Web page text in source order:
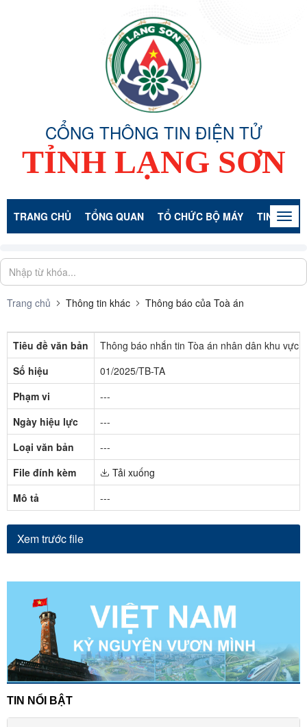
CỔNG THÔNG TIN ĐIỆN TỬ
TỈNH LẠNG SƠN
TRANG CHỦ TỔNG QUAN TỔ CHỨC BỘ MÁY TIN TỨC -
Trang chủ Thông tin khác Thông báo của Toà án
Tiêu đề văn bản
Thông báo nhắn tin Tòa án nhân dân khu vực
Số hiệu
01/2025/TB-TA
Phạm vi
---
Ngày hiệu lực
---
Loại văn bản
---
File đính kèm
Tải xuống
Mô tả
---
Xem trước file
TIN NỔI BẬT